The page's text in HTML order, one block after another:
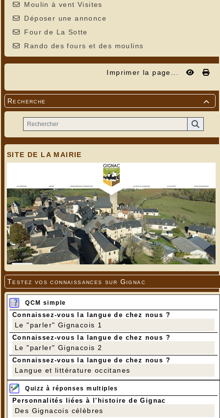
Moulin à vent Visites
Déposer une annonce
Four de La Sotte
Rando des fours et des moulins
Imprimer la page...

Recherche
SITE DE LA MAIRIE
Testez vos connaissances sur Gignac
QCM simple
Connaissez-vous la langue de chez nous ?
Le "parler" Gignacois 1
Connaissez-vous la langue de chez nous ?
Le "parler" Gignacois 2
Connaissez-vous la langue de chez nous ?
Langue et littérature occitanes
Quizz à réponses multiples
Personnalités liées à l'histoire de Gignac
Des Gignacois célèbres